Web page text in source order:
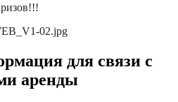
для связи с
аренды